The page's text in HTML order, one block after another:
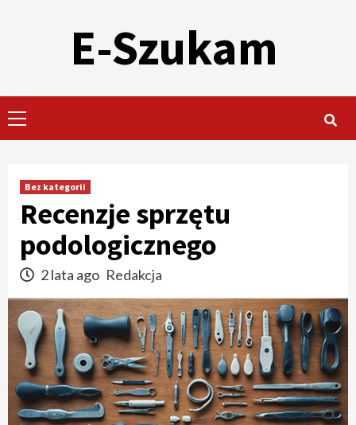
E-Szukam
Menu
Bez kategorii
Recenzje sprzętu
podologicznego
2 lata ago Redakcja